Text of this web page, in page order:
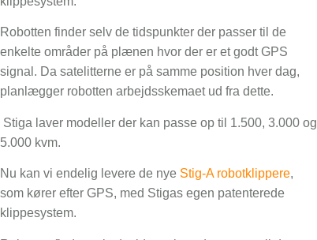
Robotten finder selv de tidspunkter der passer til de
enkelte områder på plænen hvor der er et godt GPS
signal. Da satelitterne er på samme position hver dag,
planlægger robotten arbejdsskemaet ud fra dette.
Stiga laver modeller der kan passe op til 1.500, 3.000 og
5.000 kvm.
Nu kan vi endelig levere de nye Stig-A robotklippere,
som kører efter GPS, med Stigas egen patenterede
klippesystem.